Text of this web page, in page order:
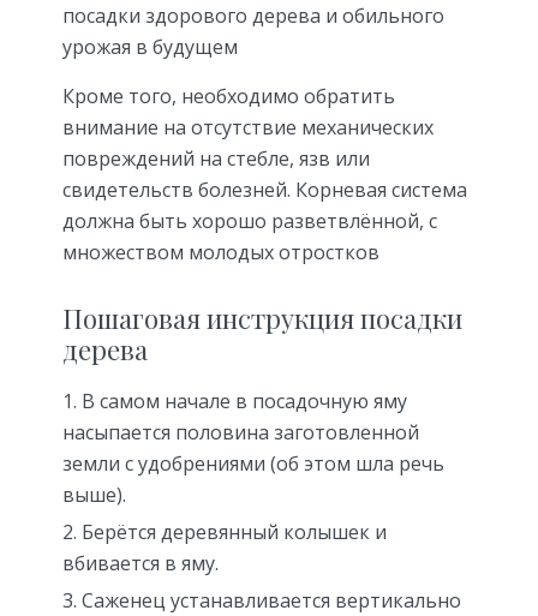
посадки здорового дерева и обильного
урожая в будущем
Кроме того, необходимо обратить
внимание на отсутствие механических
повреждений на стебле, язв или
свидетельств болезней. Корневая система
должна быть хорошо разветвлённой, с
множеством молодых отростков
Пошаговая инструкция посадки
дерева
В самом начале в посадочную яму
насыпается половина заготовленной
земли с удобрениями (об этом шла речь
выше).
Берётся деревянный колышек и
вбивается в яму.
Саженец устанавливается вертикально